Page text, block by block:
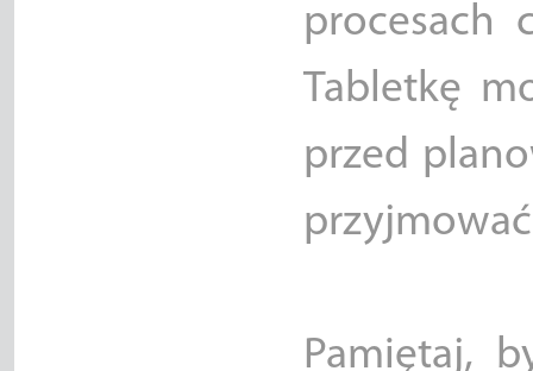
procesach
Tabletkę
przed
Pamiętaj,